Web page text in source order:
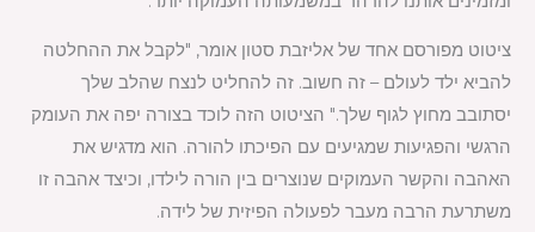
ציטוט מפורסם אחד של אליזבת סטון אומר, "לקבל את ההחלטה
להביא ילד לעולם – זה חשוב. זה להחליט לנצח שהלב שלך
יסתובב מחוץ לגוף שלך." הציטוט הזה לוכד בצורה יפה את העומק
הרגשי והפגיעות שמגיעים עם הפיכתו להורה. הוא מדגיש את
האהבה והקשר העמוקים שנוצרים בין הורה לילדו, וכיצד אהבה זו
משתרעת הרבה מעבר לפעולה הפיזית של לידה.